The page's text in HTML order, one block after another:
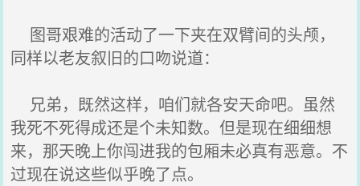
图哥艰难的活动了一下夹在双臂间的头颅，
同样以老友叙旧的口吻说道：
兄弟，既然这样，咱们就各安天命吧。虽然
我死不死得成还是个未知数。但是现在细细想
来，那天晚上你闯进我的包厢未必真有恶意。不
过现在说这些似乎晚了点。